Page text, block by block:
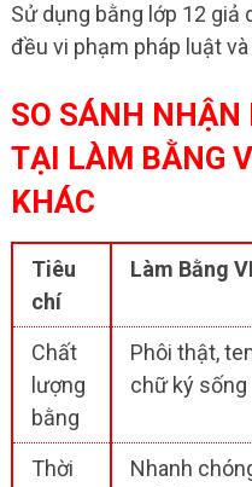
Sử dụng bằng lớp 12 giả
đều vi phạm pháp luật
SO SÁNH
TẠI LÀM BẰNG
KHÁC
Tiêu
chí
Làm Bằng
Chất
lượng
bằng
Phôi thật,
chữ ký sống
Thời
Nhanh